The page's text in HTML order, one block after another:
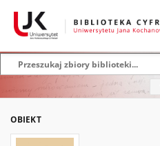
OBIEKT